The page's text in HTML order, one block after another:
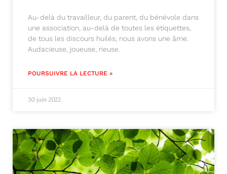
Au-delà du travailleur, du parent, du bénévole dans
une association, au-delà de toutes les étiquettes,
de tous les discours huilés, nous avons une âme.
Audacieuse, joueuse, rieuse.
POURSUIVRE LA LECTURE »
30 juin 2022